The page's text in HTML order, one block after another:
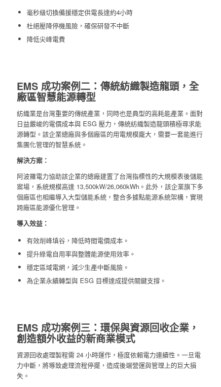
毫秒級切換備援穩定供電長達約4小時
杜絕壓降停機風險，確保研發不中斷
降低尖峰電費
EMS 成功案例二：傳統紡織製造龍頭，全
廠區智慧能源轉型
紡織業是台灣重要的傳統產業，同時也是典型的高耗能產業。面對
日益嚴峻的電價成本與 ESG 壓力，傳統紡織製造龍頭積極尋求能
源轉型。該企業總廠與多個廠區的用電規模龐大，需要一套能進行
集團化管理的智慧系統。
解決方案：
阿波羅電力協助該企業的總廠建置了台灣指標性的大規模表後儲能
案場，系統規模高達 13,500kW/26,060kWh。此外，該企業旗下多
個廠區也相繼導入大型儲能系統，整合多據點能源系統架構，實現
跨廠區能源優化管理。
導入效益：
有效削峰填谷，降低時間電價成本。
提升綠電自用率與整體能源使用效率。
穩定區域電網，減少生產中斷風險。
為企業永續轉型與 ESG 目標達成提供關鍵支撐。
EMS 成功案例三：環保與資源回收企業，
創造額外收益的新商業模式
資源回收處理製程需 24 小時運作，極度依賴電力連續性。一旦電
力中斷，將導致處理流程停擺，造成後端營運與管理上的巨大損
失。